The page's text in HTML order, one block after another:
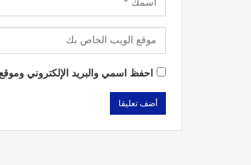
احفظ اسمي والبريد الإلكتروني